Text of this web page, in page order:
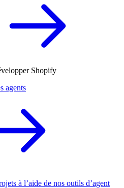
Shopify
agents
à l’aide de nos outils d’agent